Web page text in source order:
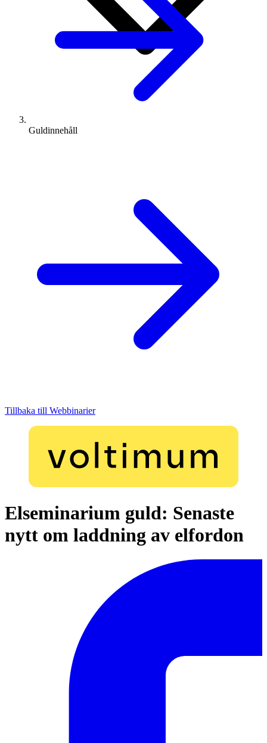
Guldinnehåll
Tillbaka till Webbinarier
Elseminarium guld: Senaste
nytt om laddning av elfordon